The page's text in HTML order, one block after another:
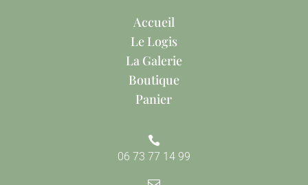
Accueil
Le Logis
La Galerie
Boutique
Panier

06 73 77 14 99